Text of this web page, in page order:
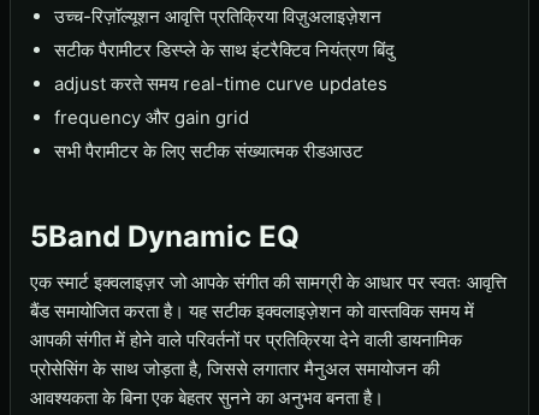
उच्च-रिज़ॉल्यूशन आवृत्ति प्रतिक्रिया विज़ुअलाइज़ेशन
सटीक पैरामीटर डिस्प्ले के साथ इंटरैक्टिव नियंत्रण बिंदु
adjust करते समय real-time curve updates
frequency और gain grid
सभी पैरामीटर के लिए सटीक संख्यात्मक रीडआउट
5Band Dynamic EQ
एक स्मार्ट इक्वलाइज़र जो आपके संगीत की सामग्री के आधार पर स्वतः आवृत्ति
बैंड समायोजित करता है। यह सटीक इक्वलाइज़ेशन को वास्तविक समय में
आपकी संगीत में होने वाले परिवर्तनों पर प्रतिक्रिया देने वाली डायनामिक
प्रोसेसिंग के साथ जोड़ता है, जिससे लगातार मैनुअल समायोजन की
आवश्यकता के बिना एक बेहतर सुनने का अनुभव बनता है।